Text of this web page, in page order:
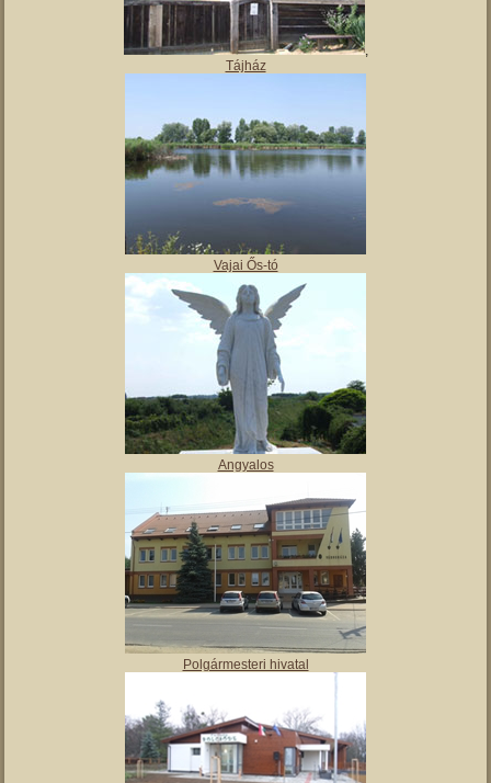
Kiskastély – Vaja szálláshely
Vajai Ős-tó
Angyalos